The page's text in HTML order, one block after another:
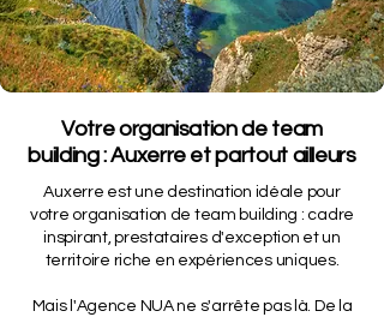
Votre organisation de team
building : Auxerre et partout ailleurs
Auxerre est une destination idéale pour
votre organisation de team building : cadre
inspirant, prestataires d'exception et un
territoire riche en expériences uniques.
Mais l'Agence NUA ne s'arrête pas là. De la